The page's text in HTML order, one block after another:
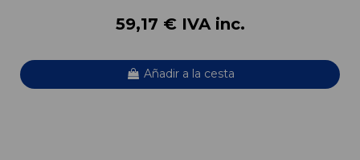
59,17 € IVA inc.
Añadir a la cesta